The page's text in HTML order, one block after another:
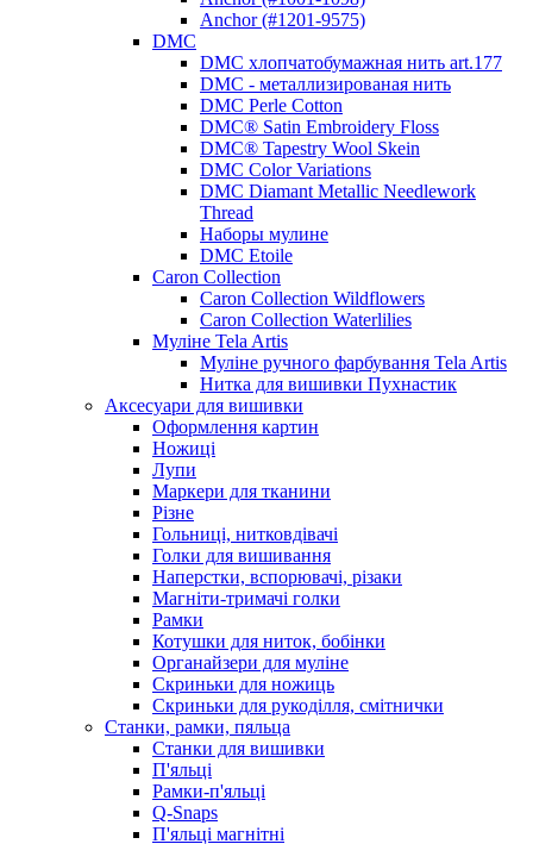
Anchor (#1201-9575)
DMC
DMC хлопчатобумажная нить art.177
DMC - металлизированая нить
DMC Perle Cotton
DMC® Satin Embroidery Floss
DMC® Tapestry Wool Skein
DMC Color Variations
DMC Diamant Metallic Needlework
Thread
Наборы мулине
DMC Etoile
Caron Collection
Caron Collection Wildflowers
Caron Collection Waterlilies
Муліне Tela Artis
Муліне ручного фарбування Tela Artis
Нитка для вишивки Пухнастик
Аксесуари для вишивки
Оформлення картин
Ножиці
Лупи
Маркери для тканини
Різне
Гольниці, нитковдівачі
Голки для вишивання
Наперстки, вспорювачі, різаки
Магніти-тримачі голки
Рамки
Котушки для ниток, бобінки
Органайзери для муліне
Скриньки для ножиць
Скриньки для рукоділля, смітнички
Станки, рамки, пяльца
Станки для вишивки
П'яльці
Рамки-п'яльці
Q-Snaps
П'яльці магнітні